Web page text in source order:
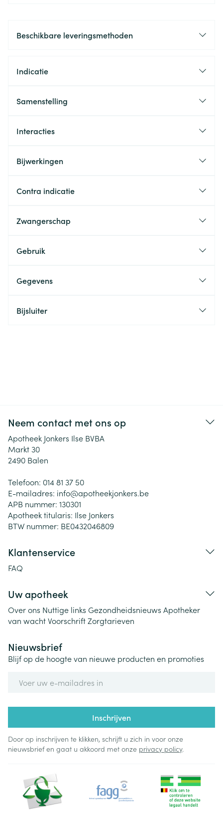
Beschikbare leveringsmethoden
Indicatie
Samenstelling
Interacties
Bijwerkingen
Contra indicatie
Zwangerschap
Gebruik
Gegevens
Bijsluiter
Neem contact met ons op
Apotheek Jonkers Ilse BVBA
Markt 30
2490 Balen
Telefoon: 014 81 37 50
E-mailadres: info@apotheekjonkers.be
APB nummer: 130301
Apotheek titularis: Ilse Jonkers
BTW nummer: BE0432046809
Klantenservice
FAQ
Uw apotheek
Over ons Nuttige links Gezondheidsnieuws Apotheker
van wachtVoorschriftZorgtarieven
Nieuwsbrief
Blijf op de hoogte van nieuwe producten en promoties
Inschrijven
Door op inschrijven te klikken, schrijft u zich in voor onze
nieuwsbrief en gaat u akkoord met onze privacy policy.